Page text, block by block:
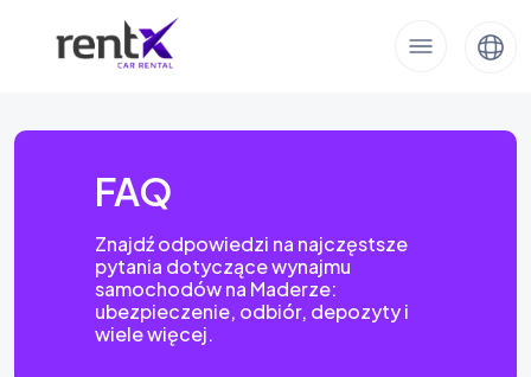
FAQ
Znajdź odpowiedzi na najczęstsze
pytania dotyczące wynajmu
samochodów na Maderze:
ubezpieczenie, odbiór, depozyty i
wiele więcej.